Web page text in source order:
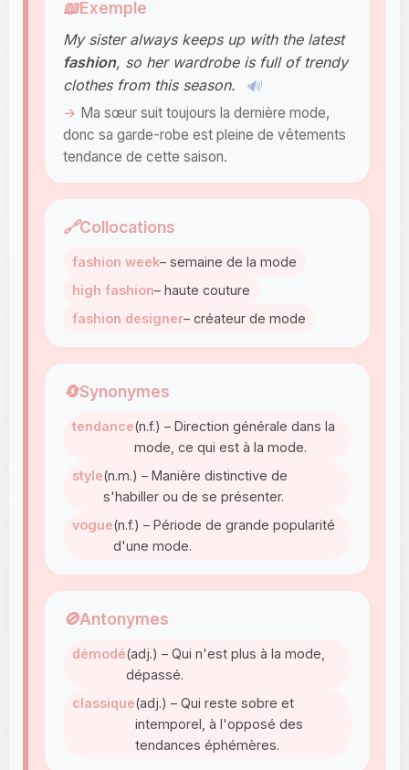
📖Exemple
My sister always keeps up with the latest
fashion, so her wardrobe is full of trendy
clothes from this season.
🔊
Ma sœur suit toujours la dernière mode,
donc sa garde-robe est pleine de vêtements
tendance de cette saison.
🔗Collocations
fashion week– semaine de la mode
high fashion– haute couture
fashion designer– créateur de mode
🔄Synonymes
tendance(n.f.) – Direction générale dans la
mode, ce qui est à la mode.
style(n.m.) – Manière distinctive de
s'habiller ou de se présenter.
vogue(n.f.) – Période de grande popularité
d'une mode.
🚫Antonymes
démodé(adj.) – Qui n'est plus à la mode,
dépassé.
classique(adj.) – Qui reste sobre et
intemporel, à l'opposé des
tendances éphémères.